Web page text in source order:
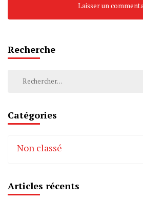
Recherche
Rechercher :
Catégories
Non classé
Articles récents